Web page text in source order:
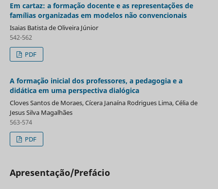
Em cartaz: a formação docente e as representações de
famílias organizadas em modelos não convencionais
Isaias Batista de Oliveira Júnior
542-562
PDF
A formação inicial dos professores, a pedagogia e a
didática em uma perspectiva dialógica
Cloves Santos de Moraes, Cícera Janaína Rodrigues Lima, Célia de
Jesus Silva Magalhães
563-574
PDF
Apresentação/Prefácio